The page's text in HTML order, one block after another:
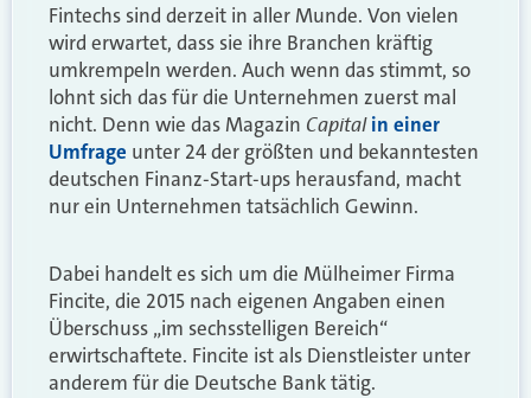
Fintechs sind derzeit in aller Munde. Von vielen
wird erwartet, dass sie ihre Branchen kräftig
umkrempeln werden. Auch wenn das stimmt, so
lohnt sich das für die Unternehmen zuerst mal
nicht. Denn wie das Magazin Capital in einer
Umfrage unter 24 der größten und bekanntesten
deutschen Finanz-Start-ups herausfand, macht
nur ein Unternehmen tatsächlich Gewinn.
Dabei handelt es sich um die Mülheimer Firma
Fincite, die 2015 nach eigenen Angaben einen
Überschuss „im sechsstelligen Bereich“
erwirtschaftete. Fincite ist als Dienstleister unter
anderem für die Deutsche Bank tätig.